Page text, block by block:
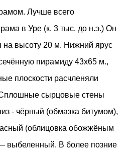
Лучше всего
в Уре (к. 3 тыс. до н.э.) Он
на высоту 20 м. Нижний ярус
пирамиду 43x65 м.,
плоскости расчленяли
сырцовые стены
- чёрный (обмазка битумом),
(облицовка обожжёным
выбеленный. В более позние